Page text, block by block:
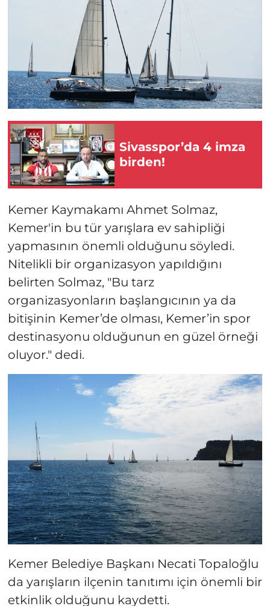
Sivasspor’da 4 imza
birden!
Kemer Kaymakamı Ahmet Solmaz,
Kemer'in bu tür yarışlara ev sahipliği
yapmasının önemli olduğunu söyledi.
Nitelikli bir organizasyon yapıldığını
belirten Solmaz, "Bu tarz
organizasyonların başlangıcının ya da
bitişinin Kemer’de olması, Kemer’in spor
destinasyonu olduğunun en güzel örneği
oluyor." dedi.
Kemer Belediye Başkanı Necati Topaloğlu
da yarışların ilçenin tanıtımı için önemli bir
etkinlik olduğunu kaydetti.